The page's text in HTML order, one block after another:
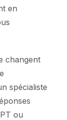
en
changent
spécialiste
ou